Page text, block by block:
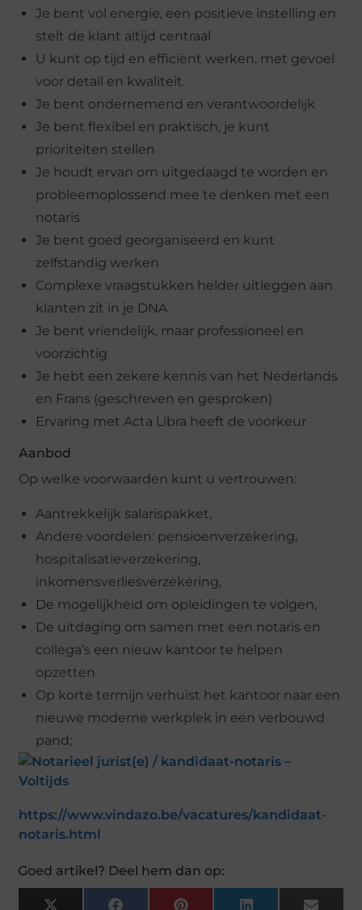
Je bent vol energie, een positieve instelling en
stelt de klant altijd centraal
U kunt op tijd en efficiënt werken, met gevoel
voor detail en kwaliteit.
Je bent ondernemend en verantwoordelijk
Je bent flexibel en praktisch, je kunt
prioriteiten stellen
Je houdt ervan om uitgedaagd te worden en
probleemoplossend mee te denken met een
notaris
Je bent goed georganiseerd en kunt
zelfstandig werken
Complexe vraagstukken helder uitleggen aan
klanten zit in je DNA
Je bent vriendelijk, maar professioneel en
voorzichtig
Je hebt een zekere kennis van het Nederlands
en Frans (geschreven en gesproken)
Ervaring met Acta Libra heeft de voorkeur
Aanbod
Op welke voorwaarden kunt u vertrouwen:
Aantrekkelijk salarispakket,
Andere voordelen: pensioenverzekering,
hospitalisatieverzekering,
inkomensverliesverzekering,
De mogelijkheid om opleidingen te volgen,
De uitdaging om samen met een notaris en
collega’s een nieuw kantoor te helpen
opzetten
Op korte termijn verhuist het kantoor naar een
nieuwe moderne werkplek in een verbouwd
pand;
https://www.vindazo.be/vacatures/kandidaat-
notaris.html
Goed artikel? Deel hem dan op: